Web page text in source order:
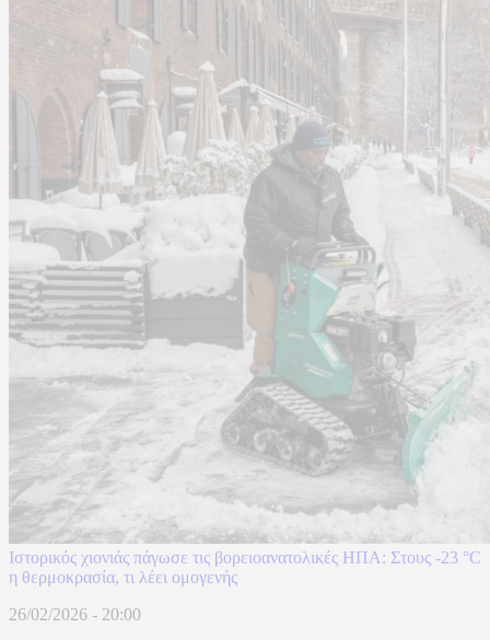
Ιστορικός χιονιάς πάγωσε τις βορειοανατολικές ΗΠΑ: Στους -23 °C
η θερμοκρασία, τι λέει ομογενής
26/02/2026 - 20:00